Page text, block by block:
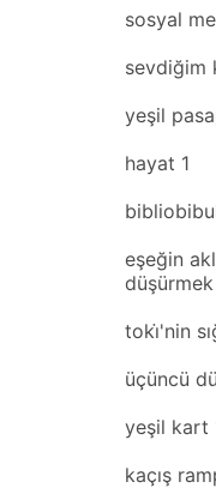
sosyal
sevdiğim
yeşil
hayat 1
eşeğin
düşürmek
toki̇'nin
üçüncü
yeşil kart
kaçış